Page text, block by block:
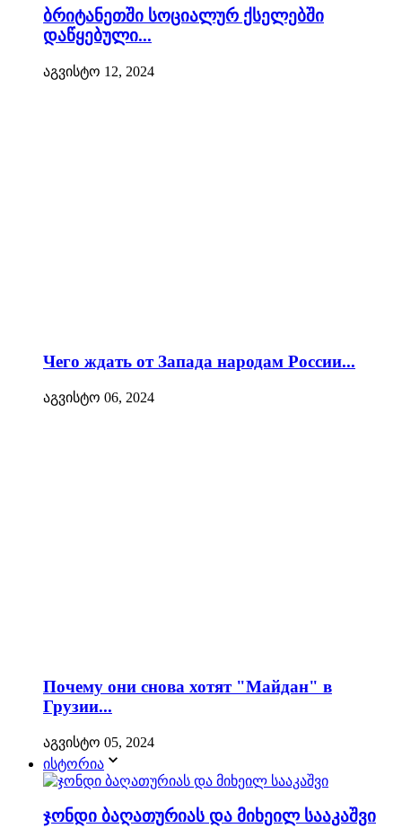
ბრიტანეთში სოციალურ ქსელებში
დაწყებული...
აგვისტო 12, 2024
Чего ждать от Запада народам России...
აგვისტო 06, 2024
Почему они снова хотят "Майдан" в
Грузии...
აგვისტო 05, 2024
ისტორია
ჯონდი ბაღათურიას და მიხეილ სააკაშვი